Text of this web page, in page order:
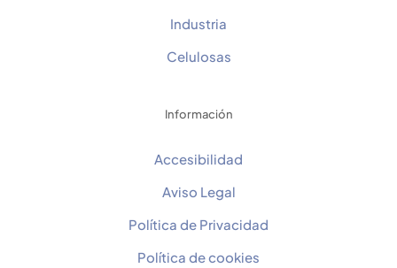
Industria
Celulosas
Información
Accesibilidad
Aviso Legal
Política de Privacidad
Política de cookies